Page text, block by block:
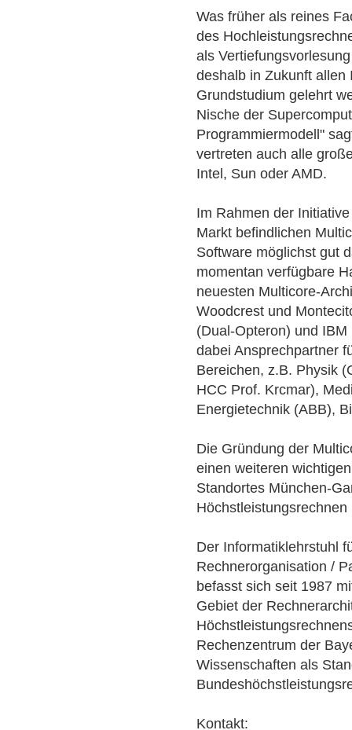
Was früher als reines
des
als
deshalb in Zukunft
Grundstudium gelehrt
Nische der
Programmiermodell"
vertreten auch alle
Intel, Sun oder AMD.
Im Rahmen der
Markt befindlichen
Software möglichst gut
momentan verfügbare
neuesten Multicore-
Woodcrest und
(Dual-Opteron) und
dabei Ansprechpartner
Bereichen, z.B. Physik
HCC Prof. Krcmar),
Energietechnik (ABB),
Die Gründung der
einen weiteren
Standortes München-
Höchstleistungsrechnen
Der Informatiklehrstuhl
Rechnerorganisation /
befasst sich seit 1987
Gebiet der
Rechenzentrum der
Wissenschaften als
Kontakt: